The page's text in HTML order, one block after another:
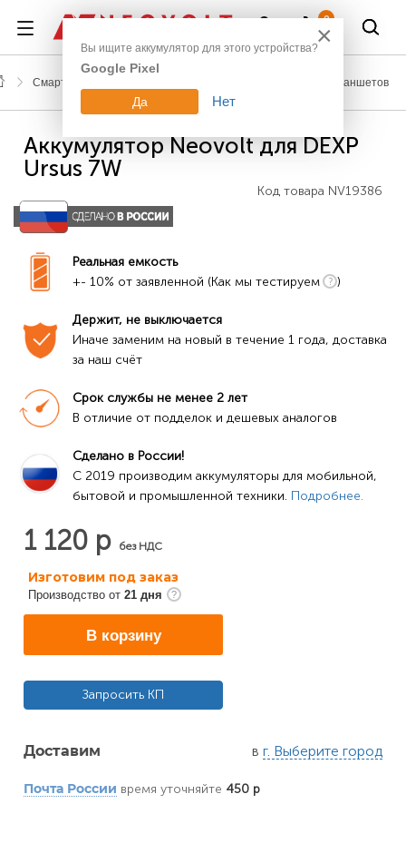
0
Смартфоны, планшеты, гаджеты Аккумуляторы для планшетов
Аккумулятор Neovolt для DEXP
Ursus 7W
Код товара NV19386
Реальная емкость
+- 10% от заявленной (Как мы тестируем
)
Держит, не выключается
Иначе заменим на новый в течение 1 года, доставка
за наш счёт
Срок службы не менее 2 лет
В отличие от подделок и дешевых аналогов
Сделано в России!
C 2019 производим аккумуляторы для мобильной,
бытовой и промышленной техники. Подробнее.
1 120 р без НДС
Изготовим под заказ
Производство от 21 дня
В корзину
Запросить КП
Доставим в г. Выберите город
Почта России время уточняйте 450 р
×
Вы ищите аккумулятор для этого устройства?
Google Pixel
Да Нет